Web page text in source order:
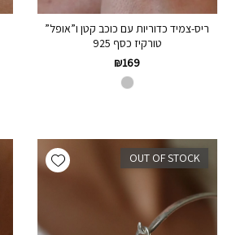
ריס-צמיד כדוריות עם כוכב קטן ו”אופל”
טורקיז כסף 925
₪169
Add
Add wishlist OUT OF STOCK